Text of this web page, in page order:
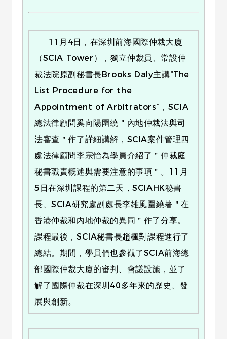
11月4日，在深圳前海國際仲裁大廈
（SCIA Tower），獨立仲裁員、常設仲
裁法院原副秘書長Brooks Daly主講“The
List Procedure for the
Appointment of Arbitrators”，SCIA
總法律顧問奚向陽圍繞＂內地仲裁法與司
法審查＂作了詳細講解，SCIA案件管理四
處法律顧問李宗怡為學員介紹了＂仲裁庭
秘書職責概述與需要注意的事項＂。11月
5日在深圳課程的第二天，SCIAHK秘書
長、SCIA研究處副處長李雄風圍繞著＂在
香港仲裁和內地仲裁的異同＂作了分享。
課程最後，SCIA秘書長趙楓對課程進行了
總結。期間，學員們也參觀了SCIA前海總
部國際仲裁大廈的審判、會議設施，並了
解了國際仲裁在深圳40多年來的歷史、發
展與創新。